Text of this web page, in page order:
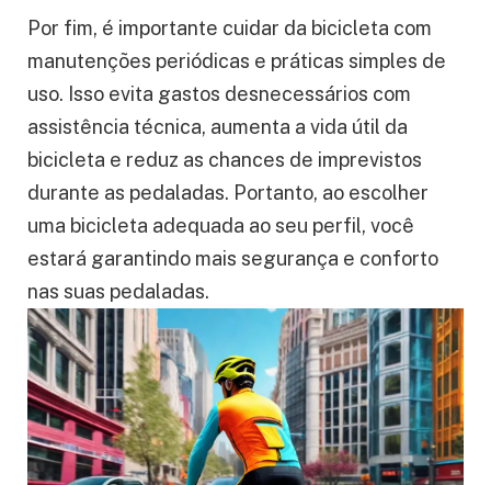
Por fim, é importante cuidar da bicicleta com
manutenções periódicas e práticas simples de
uso. Isso evita gastos desnecessários com
assistência técnica, aumenta a vida útil da
bicicleta e reduz as chances de imprevistos
durante as pedaladas. Portanto, ao escolher
uma bicicleta adequada ao seu perfil, você
estará garantindo mais segurança e conforto
nas suas pedaladas.